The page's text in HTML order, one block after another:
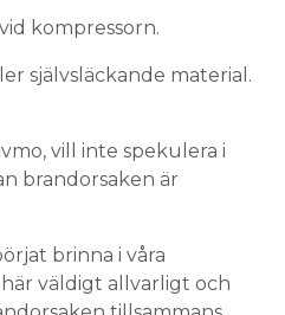
kompressorn.
självsläckande material.
vill inte spekulera i
brandorsaken är
brinna i våra
väldigt allvarligt och